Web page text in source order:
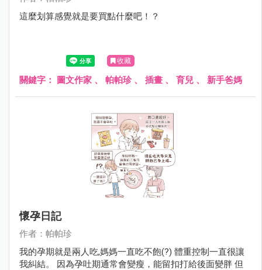
這麼划算感覺就是要買點什麼吧！？
收藏
關鍵字： 圖文作家 、 帕帕珍、 插畫 、 育兒 、 新手爸媽
懷孕日記
作者：帕帕珍
我的孕期就是兩人吃,媽媽一直吃不飽(?) 體重控制一直很讓
我糾結。 因為孕吐期通常會變瘦，能留扣打給後面變胖 但